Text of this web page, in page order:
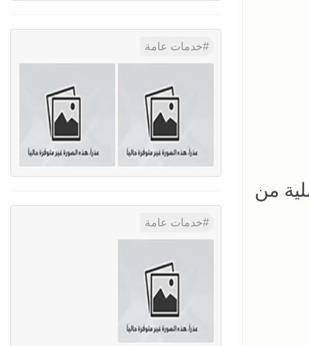
من
خدمات عامة
خدمات عامة